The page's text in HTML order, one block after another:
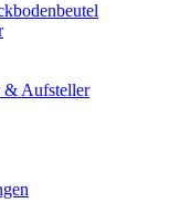
& Aufsteller